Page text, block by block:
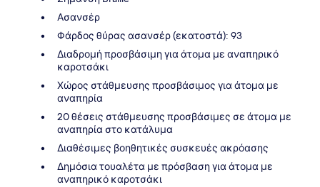
Ασανσέρ
Φάρδος θύρας ασανσέρ (εκατοστά): 93
Διαδρομή προσβάσιμη για άτομα με αναπηρικό
καροτσάκι
Χώρος στάθμευσης προσβάσιμος για άτομα με
αναπηρία
20 θέσεις στάθμευσης προσβάσιμες σε άτομα με
αναπηρία στο κατάλυμα
Διαθέσιμες βοηθητικές συσκευές ακρόασης
Δημόσια τουαλέτα με πρόσβαση για άτομα με
αναπηρικό καροτσάκι